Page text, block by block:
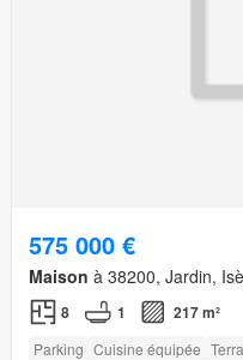
575 000 €
Maison à 38200, Jardin,
8 1 217 m²
Parking Cuisine équipée